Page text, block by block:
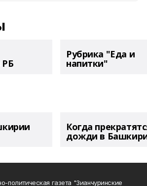
РБ
Рубрика "Еда и
напитки"
Когда
дожди в
политическая газета "Зианчуринские